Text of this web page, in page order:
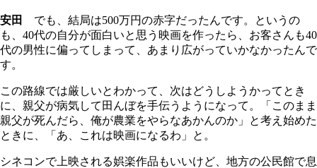
安田
でも、結局は500万円の赤字だったんです。というの
も、40代の自分が面白いと思う映画を作ったら、お客さんも40
代の男性に偏ってしまって、あまり広がっていかなかったんで
す。
この路線では厳しいとわかって、次はどうしようかってとき
に、親父が病気して田んぼを手伝うようになって。「このまま
親父が死んだら、俺が農業をやらなあかんのか」と考え始めた
ときに、「あ、これは映画になるわ」と。
シネコンで上映される娯楽作品もいいけど、地方の公民館で息